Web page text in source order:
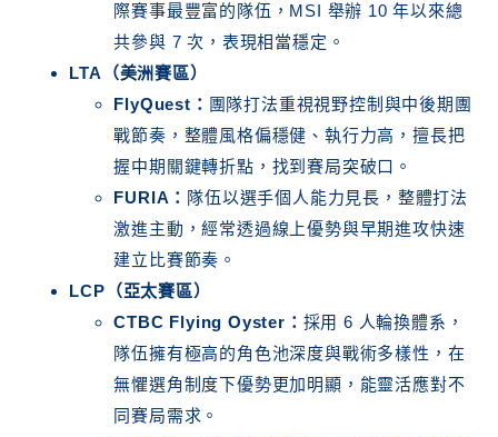
際賽事最豐富的隊伍，MSI 舉辦 10 年以來總
共參與 7 次，表現相當穩定。
LTA（美洲賽區）
FlyQuest： 團隊打法重視視野控制與中後期團
戰節奏，整體風格偏穩健、執行力高，擅長把
握中期關鍵轉折點，找到賽局突破口。
FURIA： 隊伍以選手個人能力見長，整體打法
激進主動，經常透過線上優勢與早期進攻快速
建立比賽節奏。
LCP（亞太賽區）
CTBC Flying Oyster： 採用 6 人輪換體系，
隊伍擁有極高的角色池深度與戰術多樣性，在
無懼選角制度下優勢更加明顯，能靈活應對不
同賽局需求。